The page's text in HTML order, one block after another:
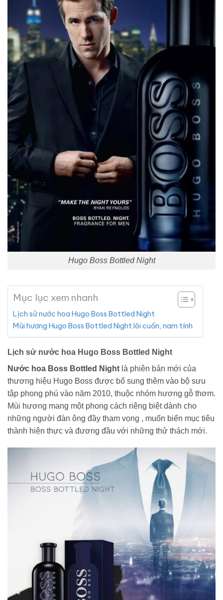
Hugo Boss Bottled Night
Mục lục xem nhanh
Lịch sử nước hoa Hugo Boss Bottled Night
Mùi hương Hugo Boss Bottled Night lôi cuốn, nam tính
Lịch sử nước hoa Hugo Boss Bottled Night
Nước hoa Boss Bottled Night là phiên bản mới của
thương hiệu Hugo Boss được bổ sung thêm vào bộ sưu
tập phong phú vào năm 2010, thuộc nhóm hương gỗ thơm.
Mùi hương mang một phong cách riêng biệt dành cho
những người đàn ông đầy tham vọng , muốn biến mục tiêu
thành hiện thực và đương đầu với những thử thách mới.